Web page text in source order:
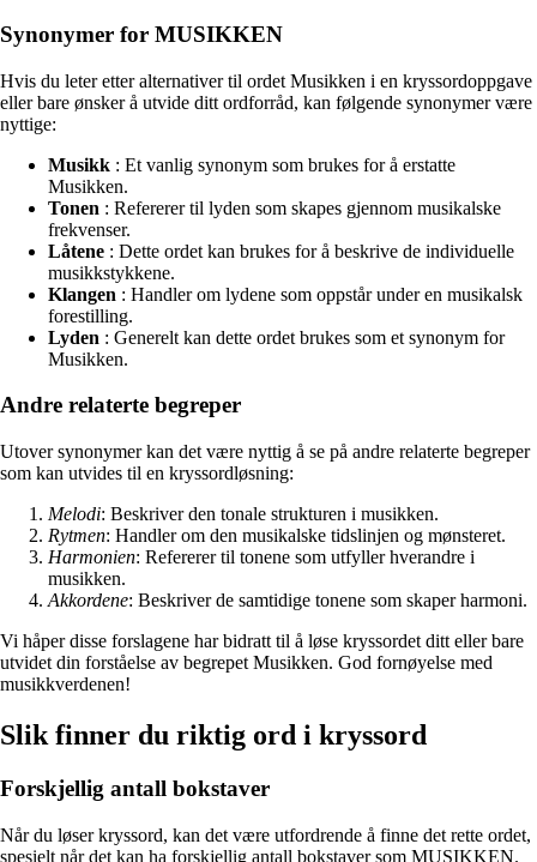
Synonymer for MUSIKKEN
Hvis du leter etter alternativer til ordet Musikken i en kryssordoppgave
eller bare ønsker å utvide ditt ordforråd, kan følgende synonymer være
nyttige:
Musikk : Et vanlig synonym som brukes for å erstatte
Musikken.
Tonen : Refererer til lyden som skapes gjennom musikalske
frekvenser.
Låtene : Dette ordet kan brukes for å beskrive de individuelle
musikkstykkene.
Klangen : Handler om lydene som oppstår under en musikalsk
forestilling.
Lyden : Generelt kan dette ordet brukes som et synonym for
Musikken.
Andre relaterte begreper
Utover synonymer kan det være nyttig å se på andre relaterte begreper
som kan utvides til en kryssordløsning:
Melodi: Beskriver den tonale strukturen i musikken.
Rytmen: Handler om den musikalske tidslinjen og mønsteret.
Harmonien: Refererer til tonene som utfyller hverandre i
musikken.
Akkordene: Beskriver de samtidige tonene som skaper harmoni.
Vi håper disse forslagene har bidratt til å løse kryssordet ditt eller bare
utvidet din forståelse av begrepet Musikken. God fornøyelse med
musikkverdenen!
Slik finner du riktig ord i kryssord
Forskjellig antall bokstaver
Når du løser kryssord, kan det være utfordrende å finne det rette ordet,
spesielt når det kan ha forskjellig antall bokstaver som MUSIKKEN.